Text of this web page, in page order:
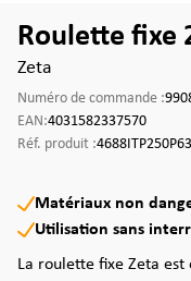
Roulette fixe
Zeta
Numéro de commande :
EAN:4031582337570
Réf. produit :
Matériaux non
Utilisation sans
La roulette fixe Zeta